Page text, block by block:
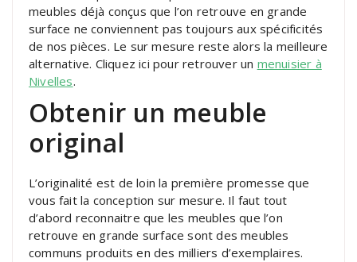
meubles déjà conçus que l’on retrouve en grande
surface ne conviennent pas toujours aux spécificités
de nos pièces. Le sur mesure reste alors la meilleure
alternative. Cliquez ici pour retrouver un menuisier à
Nivelles.
Obtenir un meuble
original
L’originalité est de loin la première promesse que
vous fait la conception sur mesure. Il faut tout
d’abord reconnaitre que les meubles que l’on
retrouve en grande surface sont des meubles
communs produits en des milliers d’exemplaires.